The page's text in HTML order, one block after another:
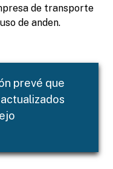
de transporte
de anden.
prevé que